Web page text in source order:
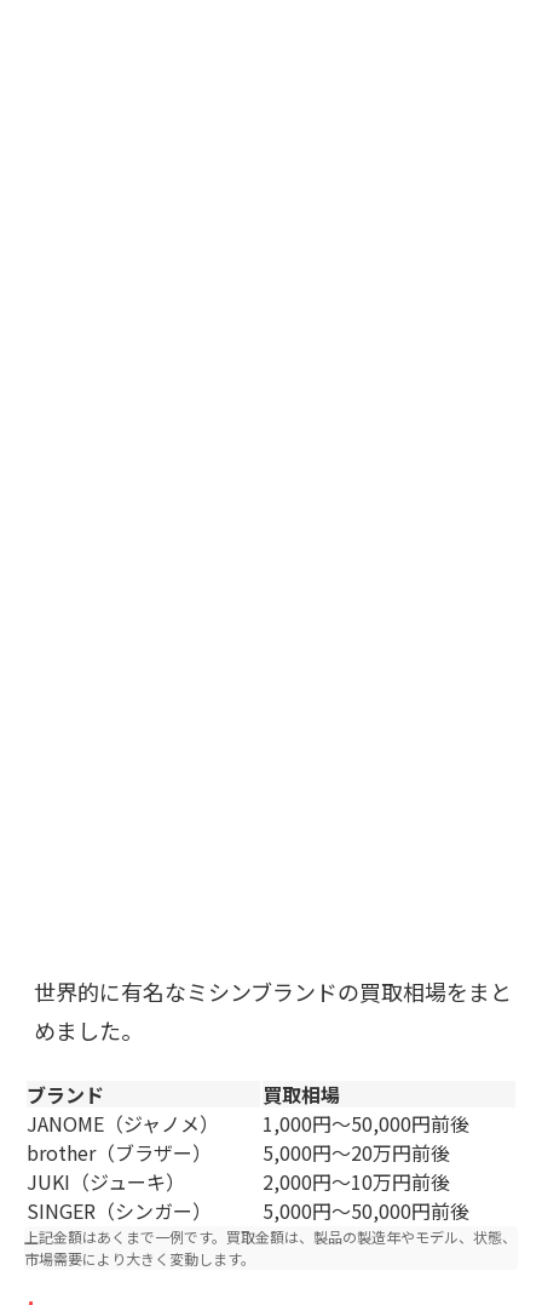
世界的に有名なミシンブランドの買取相場をまと
めました。
ブランド
買取相場
JANOME（ジャノメ）
1,000円～50,000円前後
brother（ブラザー）
5,000円～20万円前後
JUKI（ジューキ）
2,000円～10万円前後
SINGER（シンガー）
5,000円～50,000円前後
上記金額はあくまで一例です。買取金額は、製品の製造年やモデル、状態、
市場需要により大きく変動します。